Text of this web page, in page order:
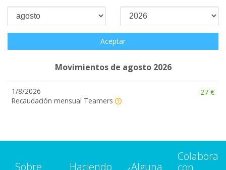
Aceptar
Movimientos de agosto 2026
1/8/2026
Recaudación mensual Teamers
27 €
Sobre
Haciendo
¿Alguna
Colabora
con